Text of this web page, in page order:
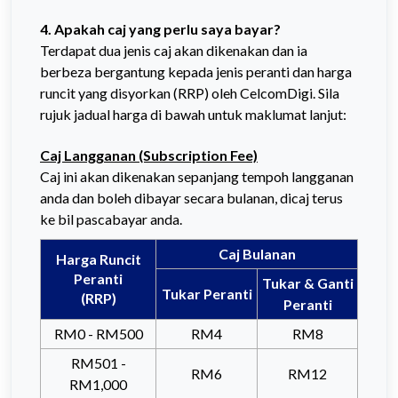
4. Apakah caj yang perlu saya bayar?
Terdapat dua jenis caj akan dikenakan dan ia
berbeza bergantung kepada jenis peranti dan harga
runcit yang disyorkan (RRP) oleh CelcomDigi. Sila
rujuk jadual harga di bawah untuk maklumat lanjut:
Caj Langganan (Subscription Fee)
Caj ini akan dikenakan sepanjang tempoh langganan
anda dan boleh dibayar secara bulanan, dicaj terus
ke bil pascabayar anda.
Harga Runcit
Peranti
(RRP)
Caj Bulanan
Tukar Peranti
Tukar & Ganti
Peranti
RM0 - RM500
RM4
RM8
RM501 -
RM1,000
RM6 RM12